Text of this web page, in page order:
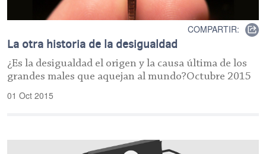
COMPARTIR:
La otra historia de la desigualdad
¿Es la desigualdad el origen y la causa última de los
grandes males que aquejan al mundo?Octubre 2015
01 Oct 2015